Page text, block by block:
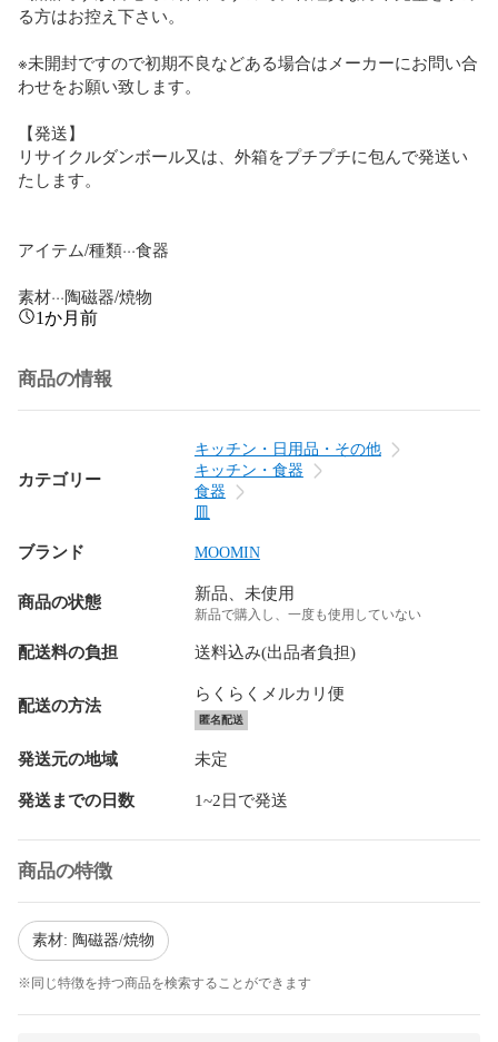
る方はお控え下さい。
※未開封ですので初期不良などある場合はメーカーにお問い合
わせをお願い致します。
【発送】
リサイクルダンボール又は、外箱をプチプチに包んで発送い
たします。
アイテム/種類···食器
素材···陶磁器/焼物
1か月前
商品の情報
カテゴリー
キッチン・日用品・その他
キッチン・食器
食器
皿
ブランド MOOMIN
商品の状態 新品、未使用
新品で購入し、一度も使用していない
配送料の負担 送料込み(出品者負担)
配送の方法
らくらくメルカリ便
匿名配送
発送元の地域 未定
発送までの日数 1~2日で発送
商品の特徴
素材: 陶磁器/焼物
※同じ特徴を持つ商品を検索することができます